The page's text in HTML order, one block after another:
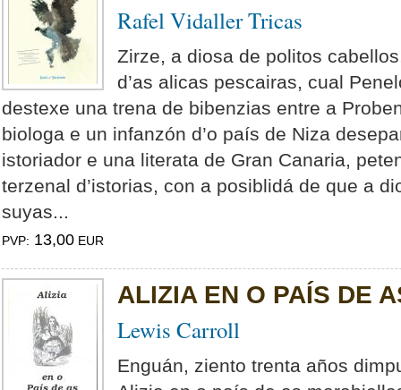
Rafel Vidaller Tricas
Zirze, a diosa de politos
d’as alicas pescairas, cual
destexe una trena de bibenzias entre a
biologa e un infanzón d’o país de Niza
istoriador e una literata de Gran Canaria,
terzenal d’istorias, con a posiblidá de que a
suyas...
PVP: 13,00 EUR
ALIZIA EN O PAÍS DE
Lewis Carroll
Enguán, ziento trenta años